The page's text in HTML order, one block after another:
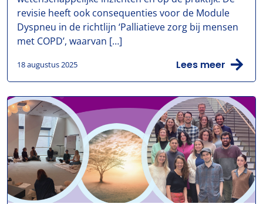
revisie heeft ook consequenties voor de Module
Dyspneu in de richtlijn ‘Palliatieve zorg bij mensen
met COPD’, waarvan […]
18 augustus 2025 Lees meer